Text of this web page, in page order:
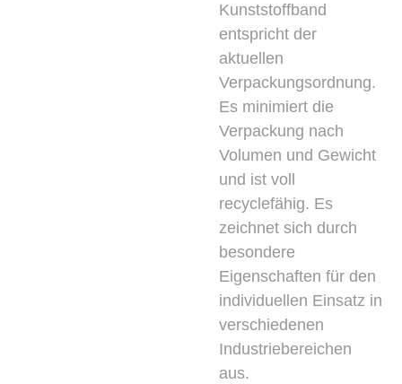
Kunststoffband
entspricht der
aktuellen
Verpackungsordnung.
Es minimiert die
Verpackung nach
Volumen und Gewicht
und ist voll
recyclefähig. Es
zeichnet sich durch
besondere
Eigenschaften für den
individuellen Einsatz in
verschiedenen
Industriebereichen
aus.